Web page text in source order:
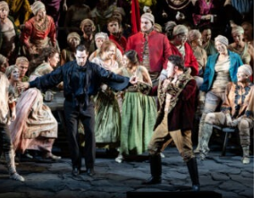
–
K
Ü
N
S
T
L
E
R
,